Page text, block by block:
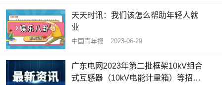
天天时讯：我们该怎么帮助年轻人就
业
中国青年报 2023-06-29
广东电网2023年第二批框架10kV组合
式互感器（10kV电能计量箱）等招标